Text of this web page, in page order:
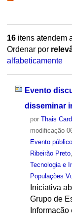
16itens atendem
Ordenar por
alfabeticamente
Evento
disseminar
por Thais
modificação
Evento público
Ribeirão Preto,
Tecnologia e
Populações
Iniciativa
Grupo de